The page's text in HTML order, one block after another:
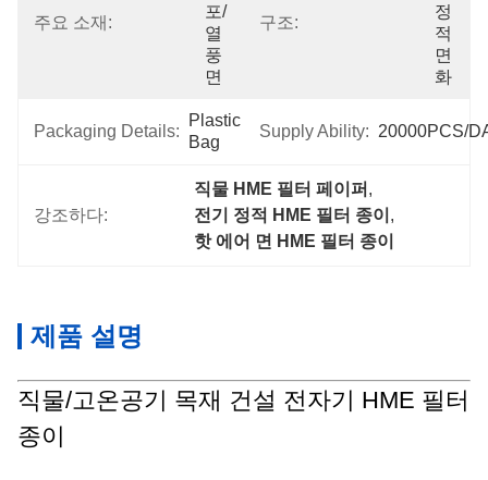
주요 소재:
포/
열
풍
면
구조:
정
적
면
화
Packaging Details:
Plastic
Bag
Supply Ability: 20000PCS/
강조하다:
직물 HME 필터 페이퍼 ,
전기 정적 HME 필터 종이 ,
핫 에어 면 HME 필터 종이
제품 설명
직물/고온공기 목재 건설 전자기 HME 필터
종이